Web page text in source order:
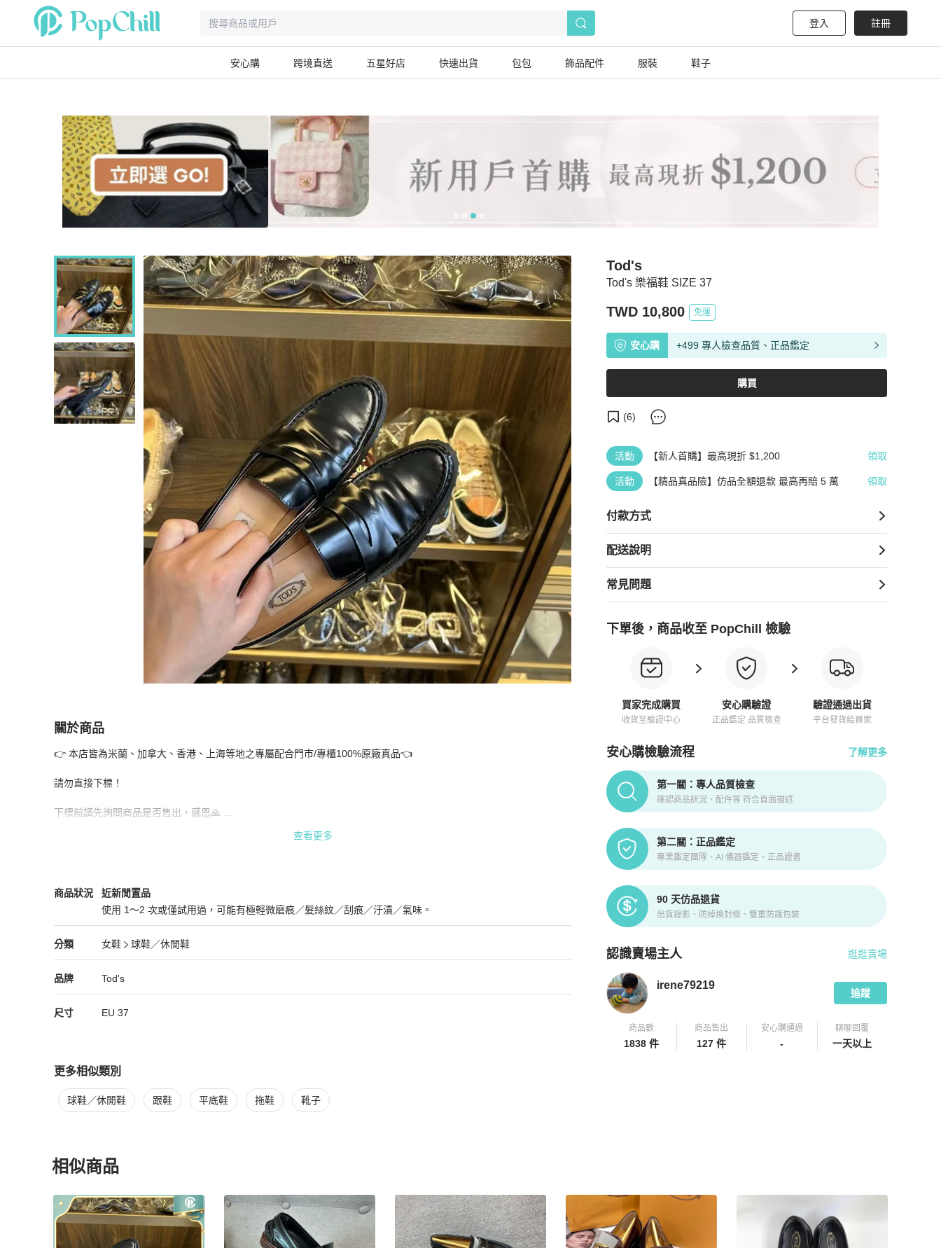
登入 註冊
安心購 跨境直送 五星好店 快速出貨 包包 飾品配件 服裝 鞋子
Tod's 樂福鞋 SIZE 37
Tod's
TWD 10,800 免運
安心購 +499 專人檢查品質、正品鑑定
購買
(6)
活動 【新人首購】最高現折 $1,200 領取
活動 【精品真品險】仿品全額退款 最高再賠 5 萬 領取
付款方式
配送說明
常見問題
下單後，商品收至 PopChill 檢驗
買家完成購買
收貨至驗證中心
安心購驗證
正品鑑定 品質檢查
驗證通過出貨
平台發貨給買家
安心購檢驗流程 了解更多
PopChill拍拍圈正品驗證、安心購檢驗流程介紹
第一關：專人品質檢查
確認商品狀況、配件等 符合頁面描述
第二關：正品鑑定
專業鑑定團隊、AI 儀器鑑定、正品證書
90 天仿品退貨
出貨錄影、防掉換封條、雙重防護包裝
認識賣場主人
PopChill 拍拍圈嚴選賣家
逛逛賣場
irene79219
追蹤
商品數
1838 件
商品售出
127 件
安心購通過
-
聊聊回覆
一天以上
關於商品
關於Tod's 樂福鞋 SIZE 37商品詳情與購買須知
👉 本店皆為米蘭、加拿大、香港、上海等地之專屬配合門市/專櫃100%原廠真品👈
請勿直接下標！
下標前請先詢問商品是否售出，感恩🙏
查看更多
商品狀況
Tod's女鞋 商品狀態與細節
近新閒置品
使用 1～2 次或僅試用過，可能有極輕微磨痕／髮絲紋／刮痕／汙漬／氣味。
近新閒置品
分類
Tod's 分類資訊
女鞋
球鞋／休閒鞋
女鞋/球鞋／休閒鞋推薦
品牌
Tod's 女鞋品牌介紹
Tod's
Tod's 推薦清單
尺寸 EU 37
更多相似類別
更多Tod's女鞋相似商品推薦
球鞋／休閒鞋 跟鞋 平底鞋 拖鞋 靴子
相似商品
更多相似Tod's女鞋推薦精品